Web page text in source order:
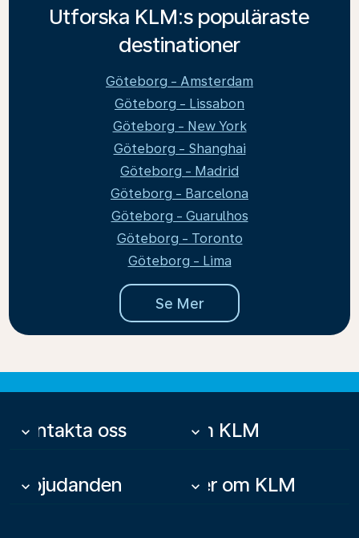
Utforska KLM:s populäraste
destinationer
Göteborg - Amsterdam
Göteborg - Lissabon
Göteborg - New York
Göteborg - Shanghai
Göteborg - Madrid
Göteborg - Barcelona
Göteborg - Guarulhos
Göteborg - Toronto
Göteborg - Lima
Se Mer
Kontakta oss
keyboard_arrow_down Om KLM
keyboard_arrow_down
Erbjudanden
keyboard_arrow_down Mer om KLM
keyboard_arrow_down